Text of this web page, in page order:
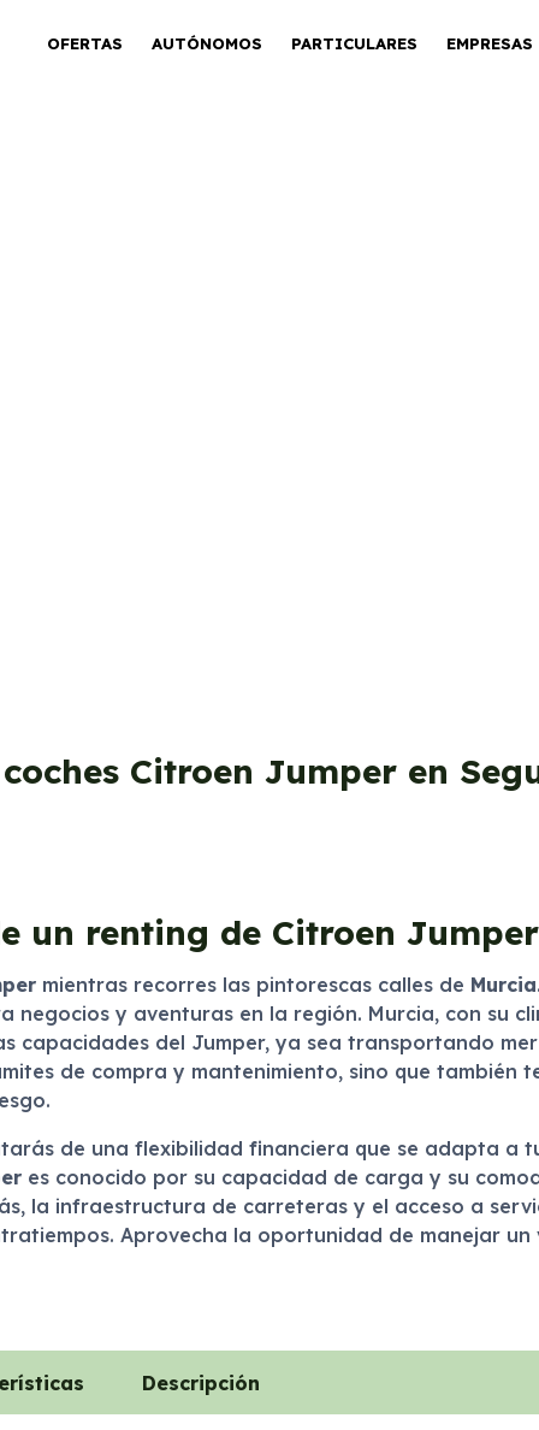
OFERTAS AUTÓNOMOS PARTICULARES EMPRESAS
Citroen Jumper en
un renting de Citroen
mientras recorres las pintorescas calles de Murcia
negocios y aventuras en la región. Murcia, con su
capacidades del Jumper, ya sea transportando
de compra y mantenimiento, sino que también
de una flexibilidad financiera que se adapta a
es conocido por su capacidad de carga y su
la infraestructura de carreteras y el acceso a
Aprovecha la oportunidad de manejar un
Descripción